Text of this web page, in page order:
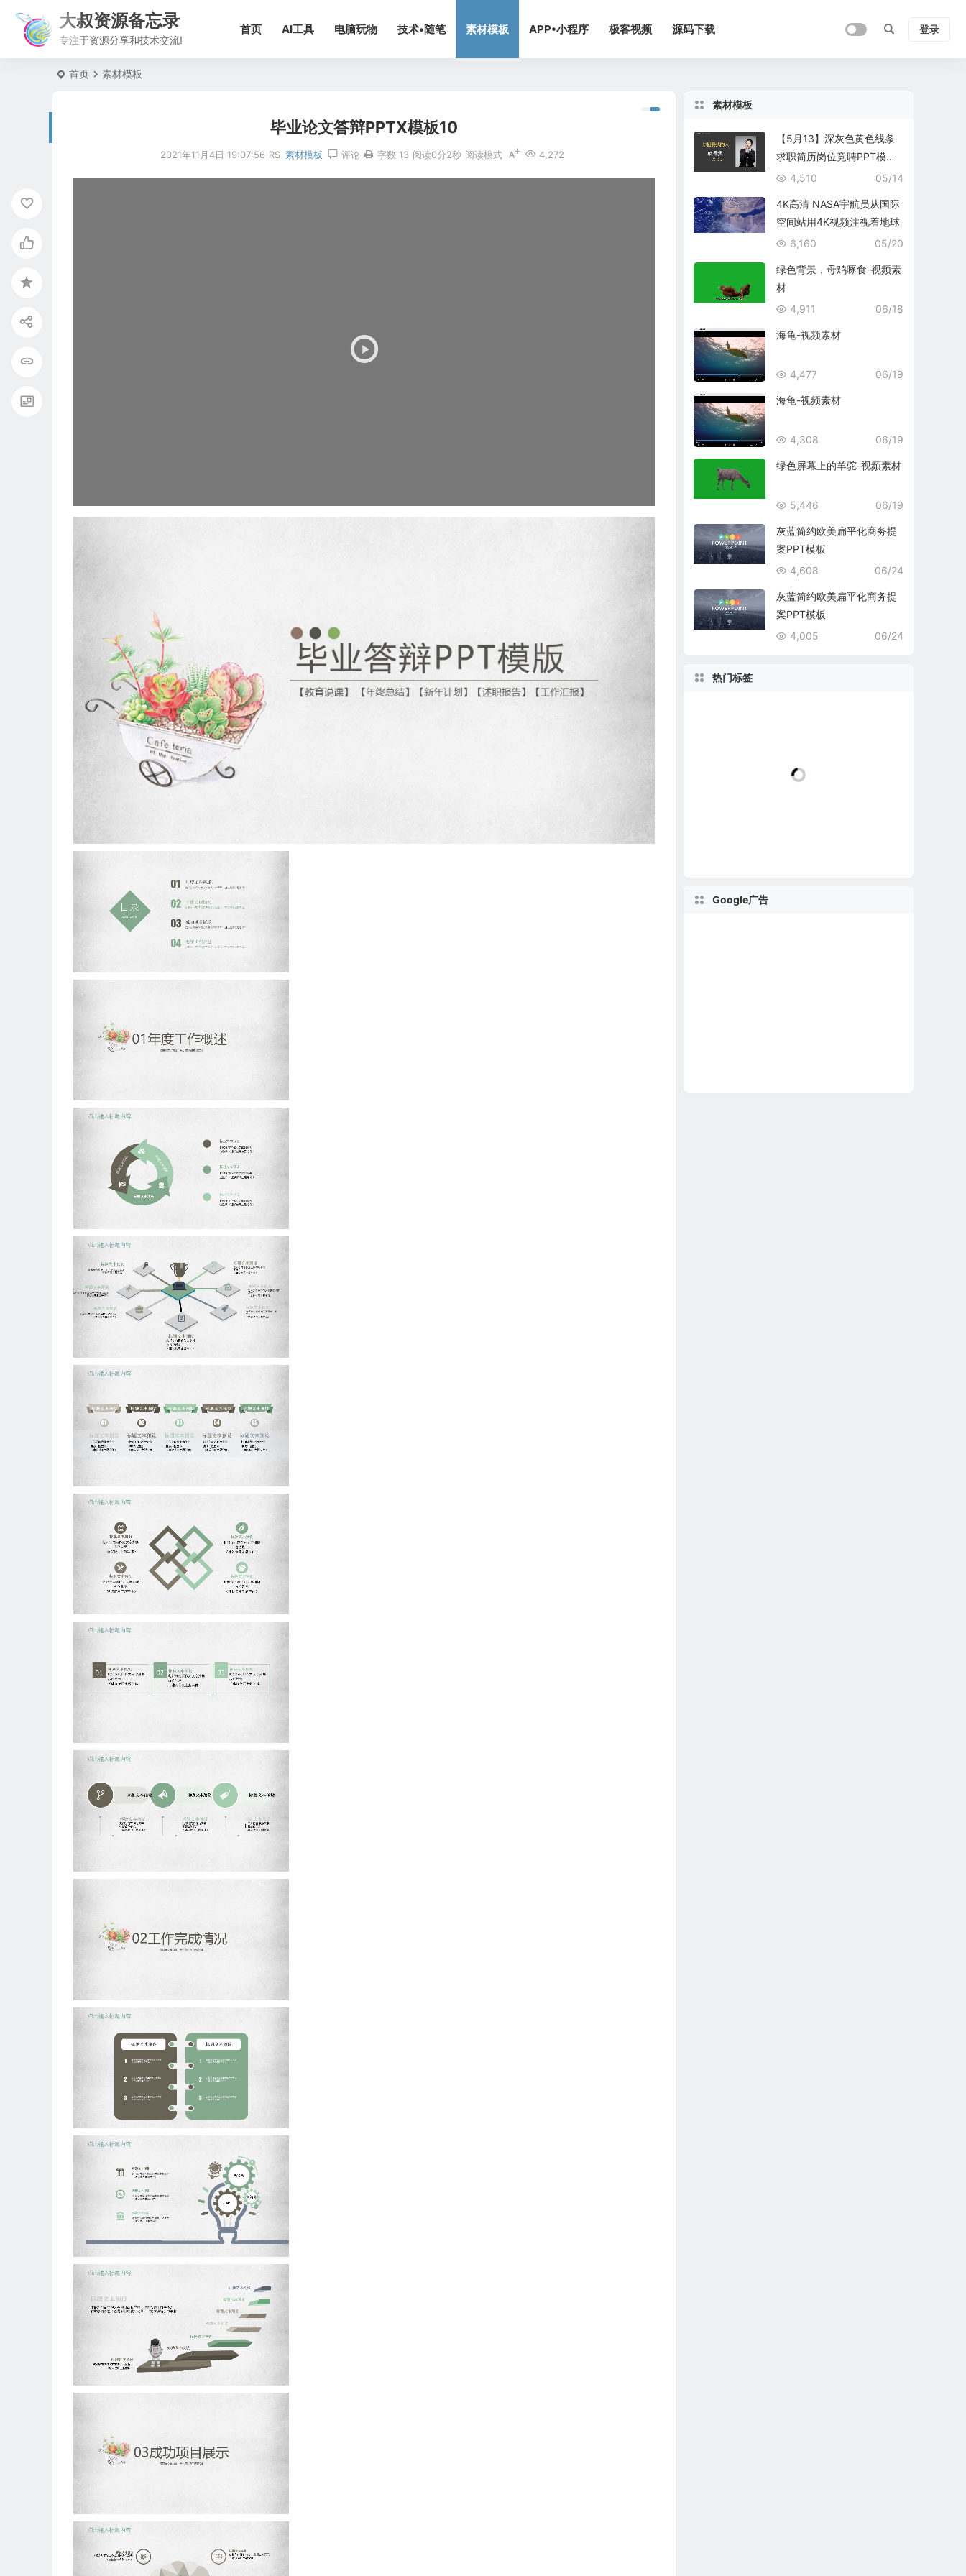
大叔资源备忘录
专注于资源分享和技术交流!
首页 AI工具 电脑玩物 技术•随笔 素材模板 APP•小程序 极客视频 源码下载 登录
首页 素材模板
毕业论文答辩PPTX模板10
2021年11月4日 19:07:56 RS 素材模板 评论 4,272
字数 13 阅读0分2秒 阅读模式
素材模板
【5月13】深灰色黄色线条
求职简历岗位竞聘PPT模板|
个人简历PPT模板
05/14
4,510
4K高清 NASA宇航员从国际
空间站用4K视频注视着地球
05/20
6,160
绿色背景，母鸡啄食-视频素
材
06/18
4,911
海龟-视频素材
06/19
4,477
海龟-视频素材
06/19
4,308
绿色屏幕上的羊驼-视频素材
06/19
5,446
灰蓝简约欧美扁平化商务提
案PPT模板
06/24
4,608
灰蓝简约欧美扁平化商务提
案PPT模板
06/24
4,005
热门标签
Google广告